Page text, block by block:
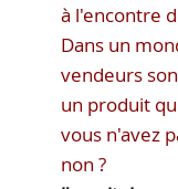
à l'encontre
Dans un
vendeurs
un produit
vous n'avez
non ?